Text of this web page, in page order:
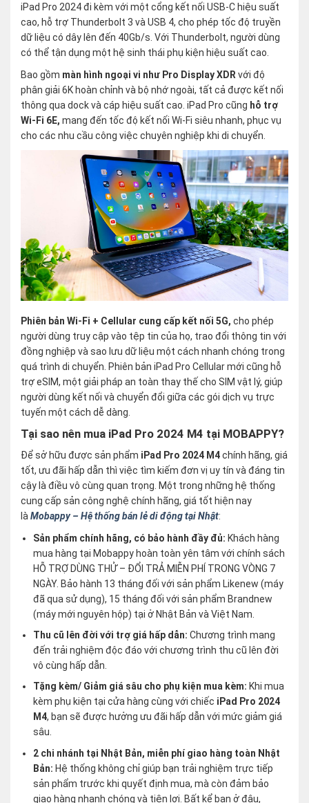
iPad Pro 2024 đi kèm với một cổng kết nối USB-C hiệu suất
cao, hỗ trợ Thunderbolt 3 và USB 4, cho phép tốc độ truyền
dữ liệu có dây lên đến 40Gb/s. Với Thunderbolt, người dùng
có thể tận dụng một hệ sinh thái phụ kiện hiệu suất cao.
Bao gồm màn hình ngoại vi như Pro Display XDR với độ
phân giải 6K hoàn chỉnh và bộ nhớ ngoài, tất cả được kết nối
thông qua dock và cáp hiệu suất cao. iPad Pro cũng hỗ trợ
Wi-Fi 6E, mang đến tốc độ kết nối Wi-Fi siêu nhanh, phục vụ
cho các nhu cầu công việc chuyên nghiệp khi di chuyển.
Phiên bản Wi-Fi + Cellular cung cấp kết nối 5G, cho phép
người dùng truy cập vào tệp tin của họ, trao đổi thông tin với
đồng nghiệp và sao lưu dữ liệu một cách nhanh chóng trong
quá trình di chuyển. Phiên bản iPad Pro Cellular mới cũng hỗ
trợ eSIM, một giải pháp an toàn thay thế cho SIM vật lý, giúp
người dùng kết nối và chuyển đổi giữa các gói dịch vụ trực
tuyến một cách dễ dàng.
Tại sao nên mua iPad Pro 2024 M4 tại MOBAPPY?
Để sở hữu được sản phẩm iPad Pro 2024 M4chính hãng, giá
tốt, ưu đãi hấp dẫn thì việc tìm kiếm đơn vị uy tín và đáng tin
cậy là điều vô cùng quan trọng. Một trong những hệ thống
cung cấp sản công nghệ chính hãng, giá tốt hiện nay
là Mobappy – Hệ thống bán lẻ di động tại Nhật:
Sản phẩm chính hãng, có bảo hành đầy đủ: Khách hàng
mua hàng tại Mobappy hoàn toàn yên tâm với chính sách
HỖ TRỢ DÙNG THỬ – ĐỔI TRẢ MIỄN PHÍ TRONG VÒNG 7
NGÀY. Bảo hành 13 tháng đối với sản phẩm Likenew (máy
đã qua sử dụng), 15 tháng đối với sản phẩm Brandnew
(máy mới nguyên hộp) tại ở Nhật Bản và Việt Nam.
Thu cũ lên đời với trợ giá hấp dẫn:Chương trình mang
đến trải nghiệm độc đáo với chương trình thu cũ lên đời
vô cùng hấp dẫn.
Tặng kèm/ Giảm giá sâu cho phụ kiện mua kèm: Khi mua
kèm phụ kiện tại cửa hàng cùng với chiếc iPad Pro 2024
M4, bạn sẽ được hưởng ưu đãi hấp dẫn với mức giảm giá
sâu.
2 chi nhánh tại Nhật Bản, miễn phí giao hàng toàn Nhật
Bản: Hệ thống không chỉ giúp bạn trải nghiệm trực tiếp
sản phẩm trước khi quyết định mua, mà còn đảm bảo
giao hàng nhanh chóng và tiện lợi. Bất kể bạn ở đâu,